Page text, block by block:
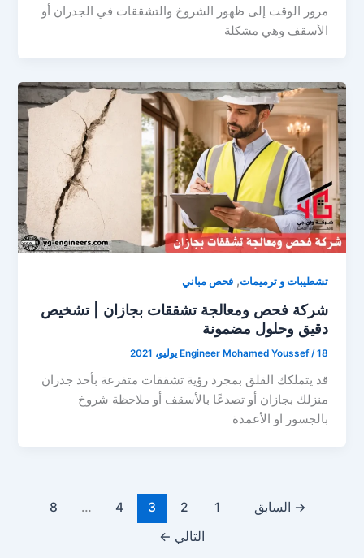
مرور الوقت إلى ظهور الشروخ والتشققات في الجدران أو
الأسقف وهي مشكلة
تشطيبات و ترميمات,فحص مباني
شركة فحص ومعالجة تشققات بجازان | تشخيص
دقيق وحلول مضمونة
Engineer Mohamed Youssef/18 يوليو، 2021
قد يتملكك القلق بمجرد رؤية تشققات متفرعة بأحد جدران
منزلك بجازان أو تصدعًا بالأسقف أو ملاحظة شروخ
بالجسور او الأعمدة
→ السابق 1
2
3
4
…
8
التالي ←